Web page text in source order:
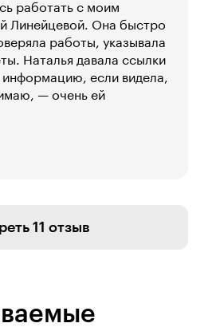
работать с моим
Линейцевой. Она быстро
работы, указывала
Наталья давала ссылки
информацию, если видела,
— очень ей
11 отзыв